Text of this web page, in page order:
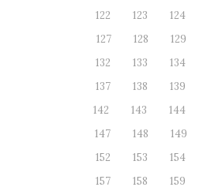
122
123 124
127
128 129
132
133 134
137
138 139
142
143 144
147
148 149
152
153 154
157
158 159